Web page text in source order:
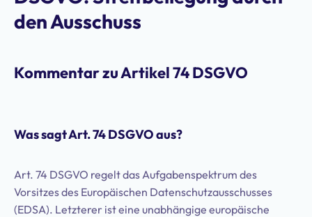
den Ausschuss
Kommentar zu Artikel 74 DSGVO
Was sagt Art. 74 DSGVO aus?
Art. 74 DSGVO regelt das Aufgabenspektrum des
Vorsitzes des Europäischen Datenschutzausschusses
(EDSA). Letzterer ist eine unabhängige europäische